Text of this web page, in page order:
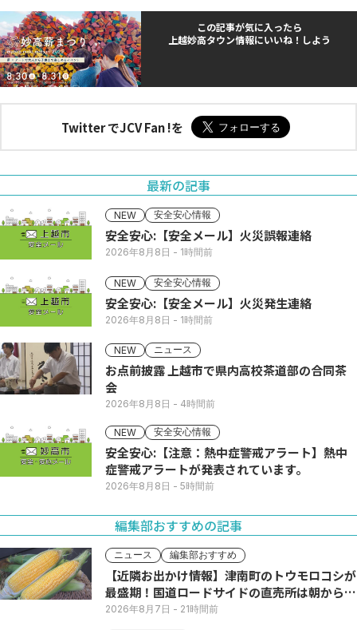
この記事が気に入ったら
上越妙高タウン情報にいいね！しよう
Twitter でJCV Fan !を
最新の記事
NEW 安全安心情報
安全安心:【安全メール】火災誤報連絡
2026年8月8日 - 1時間前
NEW 安全安心情報
安全安心:【安全メール】火災発生連絡
2026年8月8日 - 1時間前
NEW ニュース
お点前披露 上越市で県内高校茶道部の合同茶
会
2026年8月8日 - 4時間前
NEW 安全安心情報
安全安心:【注意：熱中症警戒アラート】熱中
症警戒アラートが発表されています。
2026年8月8日 - 5時間前
編集部おすすめの記事
ニュース 編集部おすすめ
【近隣お出かけ情報】津南町のトウモロコシが
最盛期！国道ロードサイドの直売所は朝から長
い列
2026年8月7日 - 21時間前